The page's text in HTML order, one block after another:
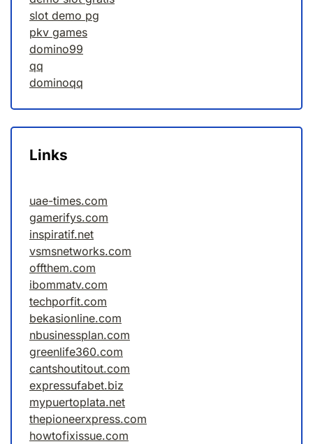
slot demo pg
pkv games
domino99
qq
dominoqq
Links
uae-times.com
gamerifys.com
inspiratif.net
vsmsnetworks.com
offthem.com
ibommatv.com
techporfit.com
bekasionline.com
nbusinessplan.com
greenlife360.com
cantshoutitout.com
expressufabet.biz
mypuertoplata.net
thepioneerxpress.com
howtofixissue.com